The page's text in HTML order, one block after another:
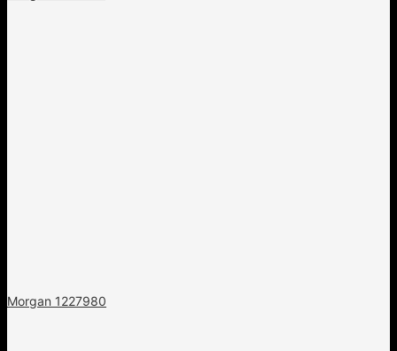
Morgan 1227980